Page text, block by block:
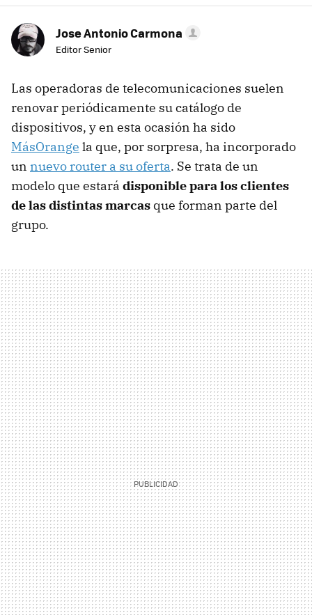
Jose Antonio Carmona
Editor Senior
Las operadoras de telecomunicaciones suelen
renovar periódicamente su catálogo de
dispositivos, y en esta ocasión ha sido
MásOrange la que, por sorpresa, ha incorporado
un nuevo router a su oferta. Se trata de un
modelo que estará disponible para los clientes
de las distintas marcas que forman parte del
grupo.